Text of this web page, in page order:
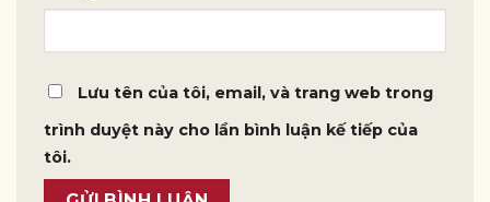
Lưu tên của tôi, email, và trang web trong
trình duyệt này cho lần bình luận kế tiếp của
tôi.